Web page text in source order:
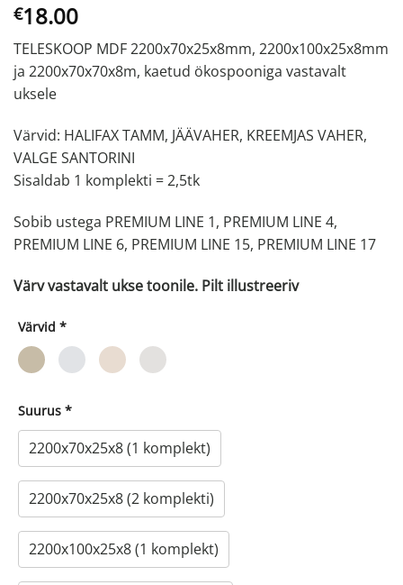
€18.00
TELESKOOP MDF 2200х70х25x8mm, 2200х100х25x8mm
ja 2200x70x70x8m, kaetud ökospooniga vastavalt
uksele
Värvid: HALIFAX TAMM, JÄÄVAHER, KREEMJAS VAHER,
VALGE SANTORINI
Sisaldab 1 komplekti = 2,5tk
Sobib ustega PREMIUM LINE 1, PREMIUM LINE 4,
PREMIUM LINE 6, PREMIUM LINE 15, PREMIUM LINE 17
Värv vastavalt ukse toonile. Pilt illustreeriv
Värvid *
Suurus *
2200х70х25x8 (1 komplekt)
2200х70х25x8 (2 komplekti)
2200х100х25x8 (1 komplekt)